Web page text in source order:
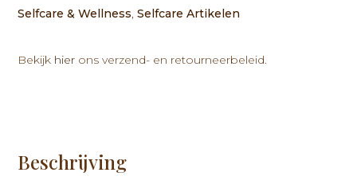
Cadeau
-
Selfcare & Wellness,Selfcare Artikelen
Bekijk hier ons verzend- en retourneerbeleid.
Beschrijving